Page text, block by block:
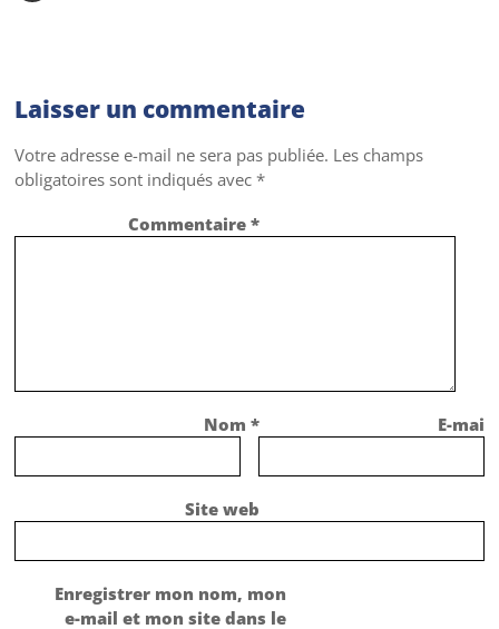
Laisser un commentaire
Votre adresse e-mail ne sera pas publiée. Les champs
obligatoires sont indiqués avec*
Commentaire*
Nom* E-mail
Site web
Enregistrer mon nom, mon
e-mail et mon site dans le